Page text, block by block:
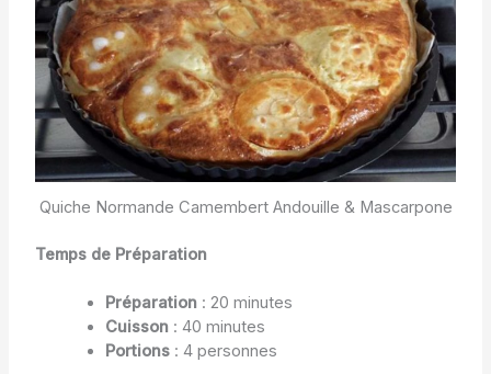
Quiche Normande Camembert Andouille & Mascarpone
Temps de Préparation
Préparation: 20 minutes
Cuisson: 40 minutes
Portions: 4 personnes